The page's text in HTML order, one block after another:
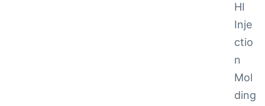
HI
Inje
ctio
n
Mol
ding